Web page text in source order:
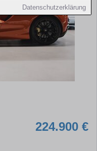
Datenschutzerklärung
224.900 €